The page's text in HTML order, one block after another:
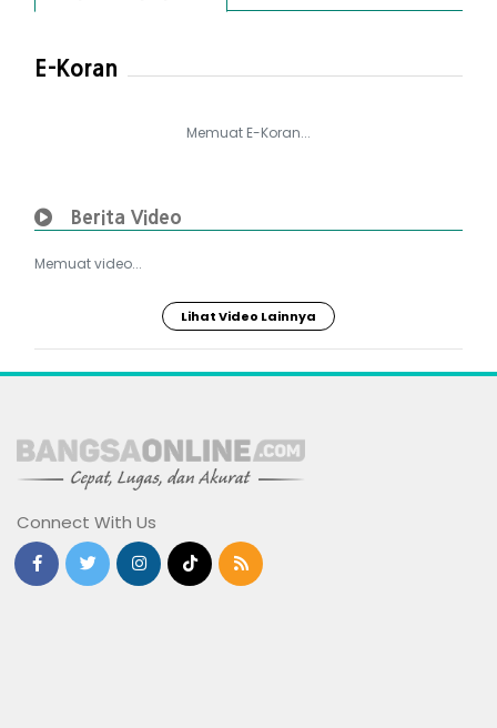
E-Koran
Memuat E-Koran...
Berita Video
Memuat video...
Lihat Video Lainnya
Connect With Us